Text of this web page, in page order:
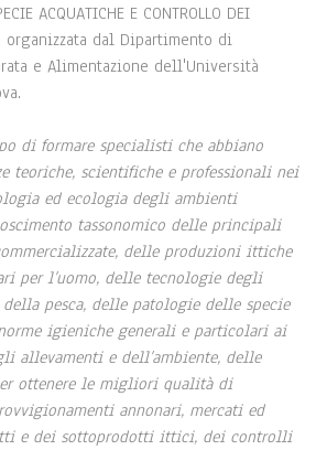
ACQUATICHE E CONTROLLO DEI
organizzata dal Dipartimento di
e Alimentazione dell'Università
di formare specialisti che abbiano
teoriche, scientifiche e professionali nei
ed ecologia degli ambienti
tassonomico delle principali
delle produzioni ittiche
per l’uomo, delle tecnologie degli
pesca, delle patologie delle specie
igieniche generali e particolari ai
allevamenti e dell’ambiente, delle
ottenere le migliori qualità di
annonari, mercati ed
e dei sottoprodotti ittici, dei controlli